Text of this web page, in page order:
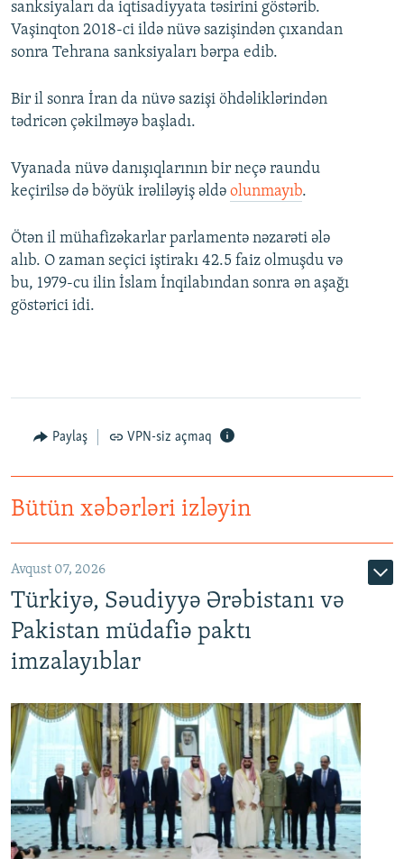
sanksiyaları da iqtisadiyyata təsirini göstərib.
Vaşinqton 2018-ci ildə nüvə sazişindən çıxandan
sonra Tehrana sanksiyaları bərpa edib.
Bir il sonra İran da nüvə sazişi öhdəliklərindən
tədricən çəkilməyə başladı.
Vyanada nüvə danışıqlarının bir neçə raundu
keçirilsə də böyük irəliləyiş əldə olunmayıb.
Ötən il mühafizəkarlar parlamentə nəzarəti ələ
alıb. O zaman seçici iştirakı 42.5 faiz olmuşdu və
bu, 1979-cu ilin İslam İnqilabından sonra ən aşağı
göstərici idi.
Paylaş VPN-siz açmaq
Bütün xəbərləri izləyin
Avqust 07, 2026
Türkiyə, Səudiyyə Ərəbistanı və
Pakistan müdafiə paktı
imzalayıblar